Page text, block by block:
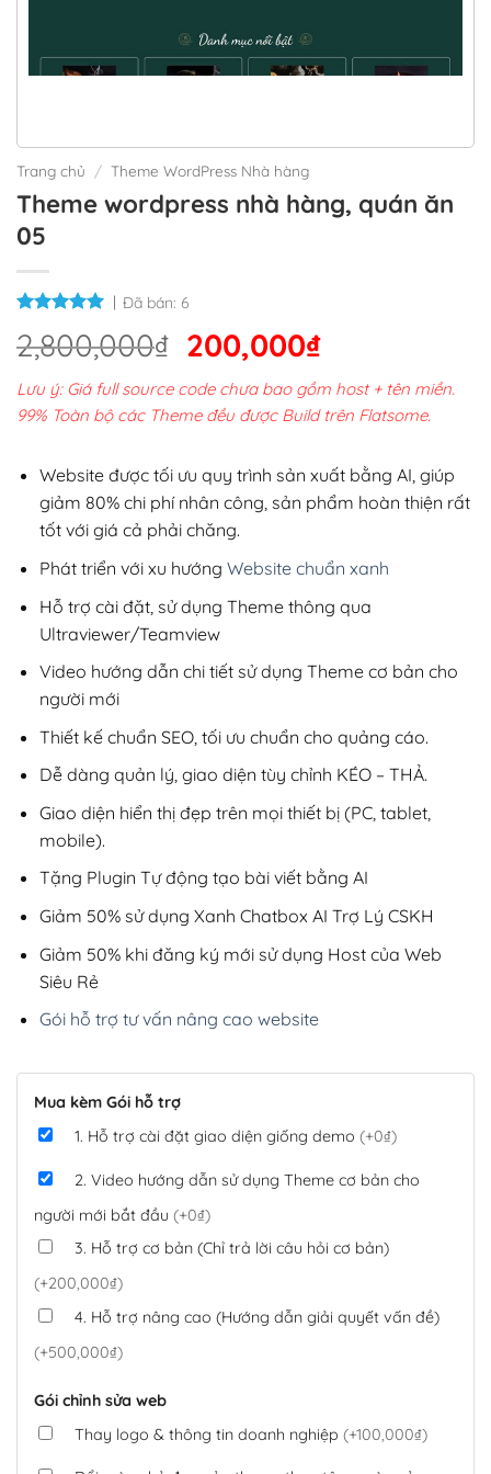
Trang chủ / Theme WordPress Nhà hàng
Theme wordpress nhà hàng, quán ăn
05
Đã bán: 6
2,800,000₫ Giá
gốc
là:
2,800,000₫.
200,000₫Giá
hiện
tại
200,000₫.
Lưu ý: Giá full source code chưa bao gồm host + tên miền.
99% Toàn bộ các Theme đều được Build trên Flatsome.
Website được tối ưu quy trình sản xuất bằng AI, giúp
giảm 80% chi phí nhân công, sản phẩm hoàn thiện rất
tốt với giá cả phải chăng.
Phát triển với xu hướng Website chuẩn xanh
Hỗ trợ cài đặt, sử dụng Theme thông qua
Ultraviewer/Teamview
Video hướng dẫn chi tiết sử dụng Theme cơ bản cho
người mới
Thiết kế chuẩn SEO, tối ưu chuẩn cho quảng cáo.
Dễ dàng quản lý, giao diện tùy chỉnh KÉO – THẢ.
Giao diện hiển thị đẹp trên mọi thiết bị (PC, tablet,
mobile).
Tặng Plugin Tự động tạo bài viết bằng AI
Giảm 50% sử dụng Xanh Chatbox AI Trợ Lý CSKH
Giảm 50% khi đăng ký mới sử dụng Host của Web
Siêu Rẻ
Gói hỗ trợ tư vấn nâng cao website
Mua kèm Gói hỗ trợ
1. Hỗ trợ cài đặt giao diện giống demo (+0₫)
2. Video hướng dẫn sử dụng Theme cơ bản cho
người mới bắt đầu (+0₫)
3. Hỗ trợ cơ bản (Chỉ trả lời câu hỏi cơ bản)
(+200,000₫)
4. Hỗ trợ nâng cao (Hướng dẫn giải quyết vấn đề)
(+500,000₫)
Gói chỉnh sửa web
Thay logo & thông tin doanh nghiệp (+100,000₫)